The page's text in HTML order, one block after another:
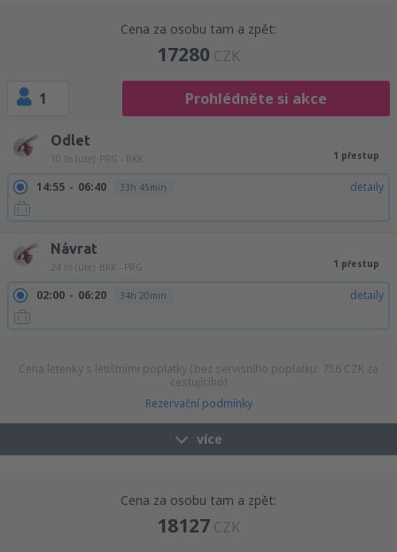
Cena za osobu tam a zpět:
17280 CZK
1 Prohlédněte si akce
Odlet
10 lis (úte) PRG - BKK 1 přestup
14:55 06:40 33h 45min detaily
Návrat
24 lis (úte) BKK - PRG 1 přestup
02:00 06:20 34h 20min detaily
Cena letenky s letištními poplatky (bez servisního poplatku: 756 CZK za
cestujícího)
Rezervační podmínky
více
Cena za osobu tam a zpět:
18127 CZK